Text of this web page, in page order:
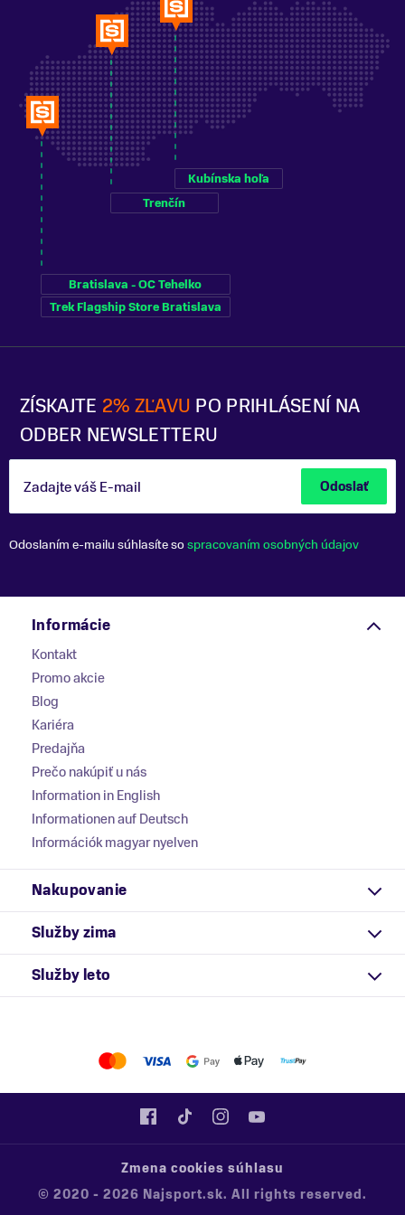
ZÍSKAJTE 2% ZĽAVU PO PRIHLÁSENÍ NA
ODBER NEWSLETTERU
Zadajte váš E-mail Odoslať
Odoslaním e-mailu súhlasíte sospracovaním osobných údajov
Bratislava - OC Tehelko
Trek Flagship Store Bratislava
Trenčín
Kubínska hoľa
Informácie
Kontakt
Promo akcie
Blog
Kariéra
Predajňa
Prečo nakúpiť u nás
Information in English
Informationen auf Deutsch
Információk magyar nyelven
Nakupovanie
Služby zima
Služby leto
© 2020 - 2026 Najsport.sk. All rights reserved.
Zmena cookies súhlasu